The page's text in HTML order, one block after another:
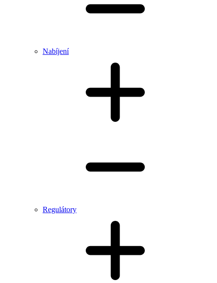
Nabíjení
Regulátory